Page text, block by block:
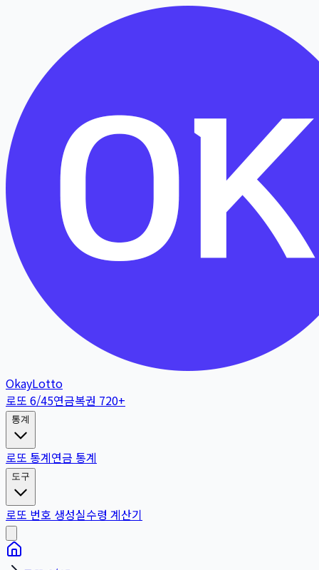
OkayLotto
로또 6/45연금복권 720+
통계
로또 통계연금 통계
도구
로또 번호 생성실수령 계산기